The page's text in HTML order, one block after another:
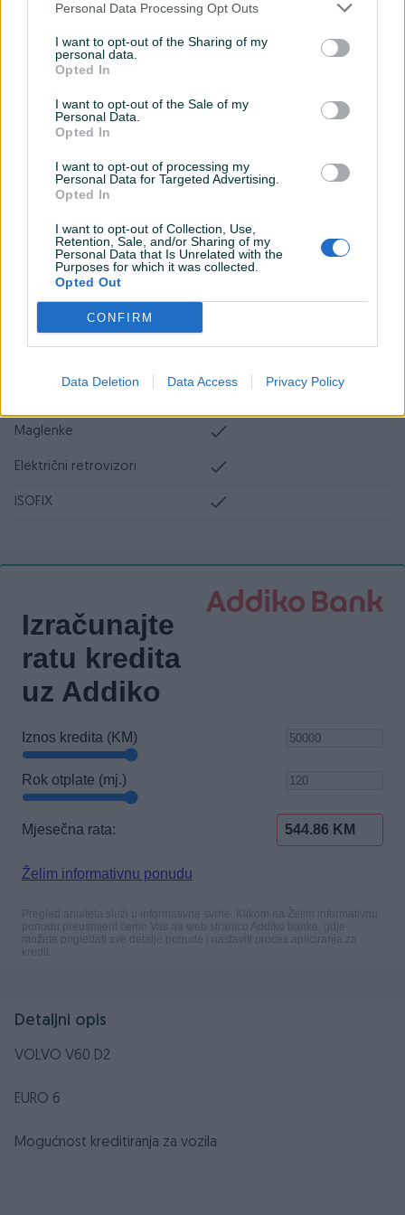
Personal Data Processing Opt Outs
I want to opt-out of the Sharing of my
personal data.
Opted In
I want to opt-out of the Sale of my
Personal Data.
Opted In
I want to opt-out of processing my
Personal Data for Targeted Advertising.
Opted In
I want to opt-out of Collection, Use,
Retention, Sale, and/or Sharing of my
Personal Data that Is Unrelated with the
Purposes for which it was collected.
Opted Out
CONFIRM
Data Deletion Data Access Privacy Policy
Komande na volanu
Navigacija
USB port
Tempomat
Senzor kiše
Senzor auto. svjetla
Start-Stop sistem
El. podizači stakala
Maglenke
Električni retrovizori
ISOFIX
Detaljni opis
VOLVO V60 D2
EURO 6
Mogućnost kreditiranja za vozila